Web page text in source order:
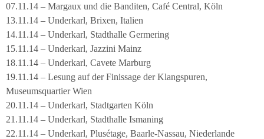
07.11.14 – Margaux und die Banditen, Café Central, Köln
13.11.14 – Underkarl, Brixen, Italien
14.11.14 – Underkarl, Stadthalle Germering
15.11.14 – Underkarl, Jazzini Mainz
18.11.14 – Underkarl, Cavete Marburg
19.11.14 – Lesung auf der Finissage der Klangspuren,
Museumsquartier Wien
20.11.14 – Underkarl, Stadtgarten Köln
21.11.14 – Underkarl, Stadthalle Ismaning
22.11.14 – Underkarl, Plusétage, Baarle-Nassau, Niederlande